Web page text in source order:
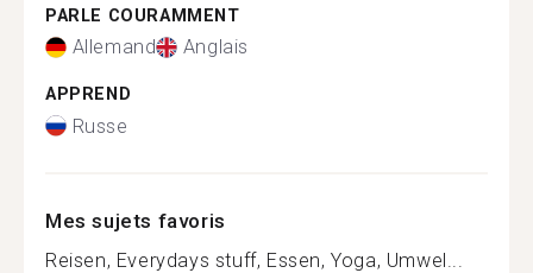
PARLE COURAMMENT
Allemand Anglais
APPREND
Russe
Mes sujets favoris
Reisen, Everydays stuff, Essen, Yoga, Umwel...